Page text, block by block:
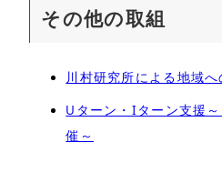
その他の取組
川村研究所による地域
Uターン・Iターン支援
催～